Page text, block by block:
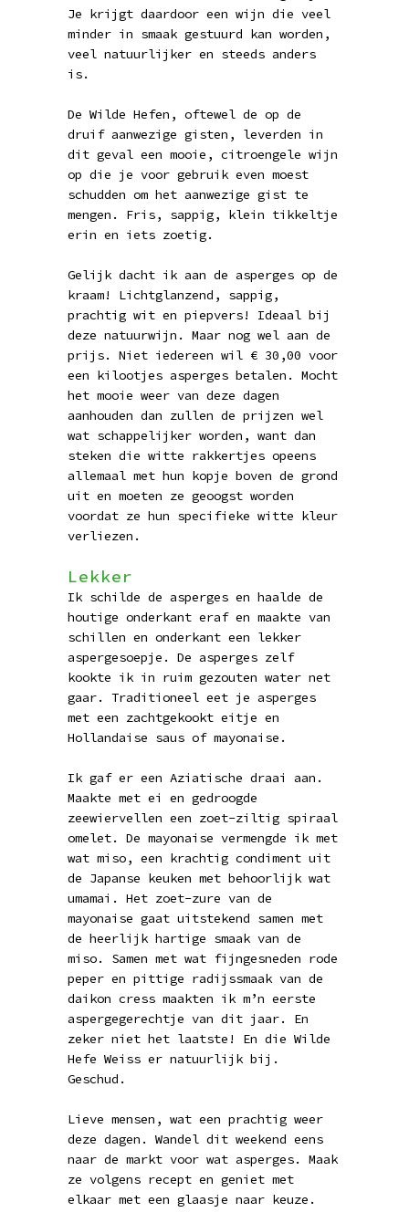
Je krijgt daardoor een wijn die veel
minder in smaak gestuurd kan worden,
veel natuurlijker en steeds anders
is.
De Wilde Hefen, oftewel de op de
druif aanwezige gisten, leverden in
dit geval een mooie, citroengele wijn
op die je voor gebruik even moest
schudden om het aanwezige gist te
mengen. Fris, sappig, klein tikkeltje
erin en iets zoetig.
Gelijk dacht ik aan de asperges op de
kraam! Lichtglanzend, sappig,
prachtig wit en piepvers! Ideaal bij
deze natuurwijn. Maar nog wel aan de
prijs. Niet iedereen wil € 30,00 voor
een kilootjes asperges betalen. Mocht
het mooie weer van deze dagen
aanhouden dan zullen de prijzen wel
wat schappelijker worden, want dan
steken die witte rakkertjes opeens
allemaal met hun kopje boven de grond
uit en moeten ze geoogst worden
voordat ze hun specifieke witte kleur
verliezen.
Lekker
Ik schilde de asperges en haalde de
houtige onderkant eraf en maakte van
schillen en onderkant een lekker
aspergesoepje. De asperges zelf
kookte ik in ruim gezouten water net
gaar. Traditioneel eet je asperges
met een zachtgekookt eitje en
Hollandaise saus of mayonaise.
Ik gaf er een Aziatische draai aan.
Maakte met ei en gedroogde
zeewiervellen een zoet-ziltig spiraal
omelet. De mayonaise vermengde ik met
wat miso, een krachtig condiment uit
de Japanse keuken met behoorlijk wat
umamai. Het zoet-zure van de
mayonaise gaat uitstekend samen met
de heerlijk hartige smaak van de
miso. Samen met wat fijngesneden rode
peper en pittige radijssmaak van de
daikon cress maakten ik m’n eerste
aspergegerechtje van dit jaar. En
zeker niet het laatste! En die Wilde
Hefe Weiss er natuurlijk bij.
Geschud.
Lieve mensen, wat een prachtig weer
deze dagen. Wandel dit weekend eens
naar de markt voor wat asperges. Maak
ze volgens recept en geniet met
elkaar met een glaasje naar keuze.